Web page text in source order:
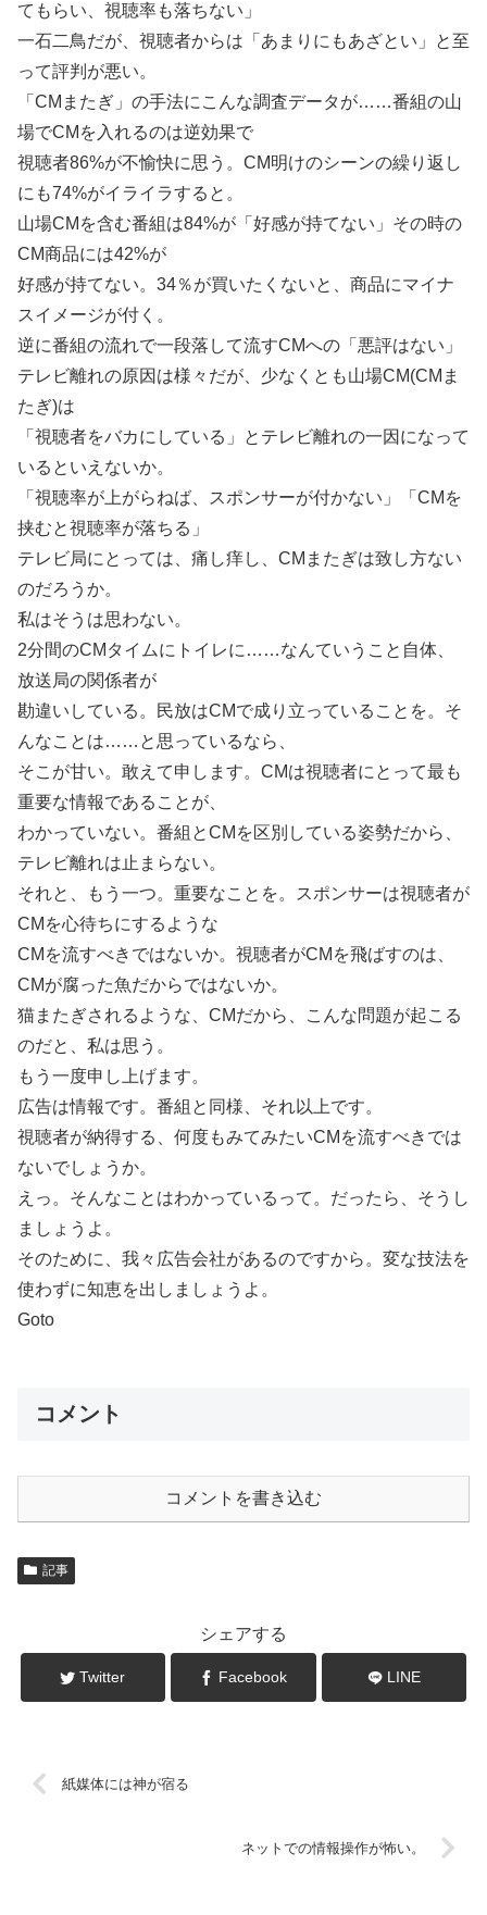
てもらい、視聴率も落ちない」
一石二鳥だが、視聴者からは「あまりにもあざとい」と至
って評判が悪い。
「CMまたぎ」の手法にこんな調査データが……番組の山
場でCMを入れるのは逆効果で
視聴者86%が不愉快に思う。CM明けのシーンの繰り返し
にも74%がイライラすると。
山場CMを含む番組は84%が「好感が持てない」その時の
CM商品には42%が
好感が持てない。34％が買いたくないと、商品にマイナ
スイメージが付く。
逆に番組の流れで一段落して流すCMへの「悪評はない」
テレビ離れの原因は様々だが、少なくとも山場CM(CMま
たぎ)は
「視聴者をバカにしている」とテレビ離れの一因になって
いるといえないか。
「視聴率が上がらねば、スポンサーが付かない」「CMを
挟むと視聴率が落ちる」
テレビ局にとっては、痛し痒し、CMまたぎは致し方ない
のだろうか。
私はそうは思わない。
2分間のCMタイムにトイレに……なんていうこと自体、
放送局の関係者が
勘違いしている。民放はCMで成り立っていることを。そ
んなことは……と思っているなら、
そこが甘い。敢えて申します。CMは視聴者にとって最も
重要な情報であることが、
わかっていない。番組とCMを区別している姿勢だから、
テレビ離れは止まらない。
それと、もう一つ。重要なことを。スポンサーは視聴者が
CMを心待ちにするような
CMを流すべきではないか。視聴者がCMを飛ばすのは、
CMが腐った魚だからではないか。
猫またぎされるような、CMだから、こんな問題が起こる
のだと、私は思う。
もう一度申し上げます。
広告は情報です。番組と同様、それ以上です。
視聴者が納得する、何度もみてみたいCMを流すべきでは
ないでしょうか。
えっ。そんなことはわかっているって。だったら、そうし
ましょうよ。
そのために、我々広告会社があるのですから。変な技法を
使わずに知恵を出しましょうよ。
Goto
コメント
コメントを書き込む
記事
シェアする
Twitter Facebook LINE
紙媒体には神が宿る
ネットでの情報操作が怖い。